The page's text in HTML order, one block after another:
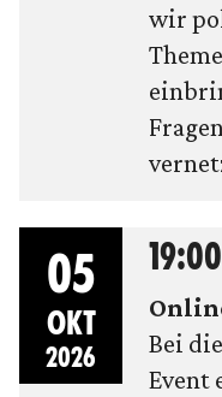
wir
05
OKT
2026
Bei
Event